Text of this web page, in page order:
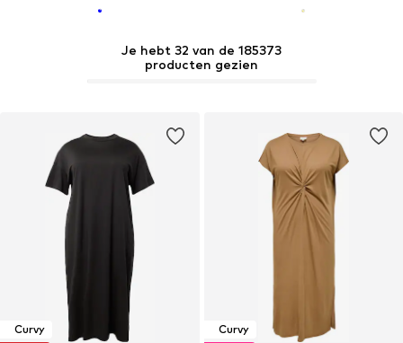
Curvy
Je hebt 32 van de 185373
producten gezien
Curvy